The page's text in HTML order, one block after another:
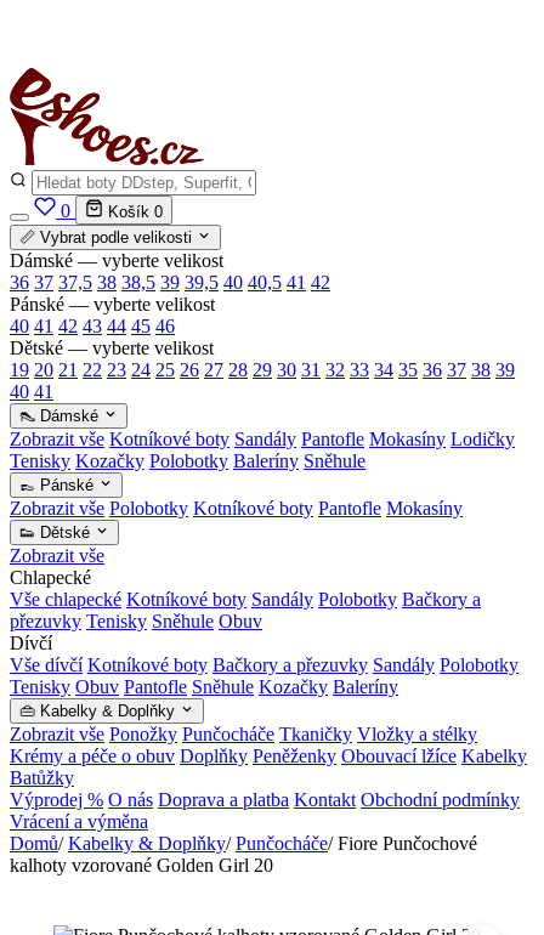
0 Košík 0
📏 Vybrat podle velikosti
Dámské — vyberte velikost
36 37 37,5 38 38,5 39 39,5 40 40,5 41 42
Pánské — vyberte velikost
40 41 42 43 44 45 46
Dětské — vyberte velikost
19 20 21 22 23 24 25 26 27 28 29 30 31 32 33 34 35 36 37 38 39
40 41
👠 Dámské
Zobrazit vše Kotníkové boty Sandály Pantofle Mokasíny Lodičky
Tenisky Kozačky Polobotky Baleríny Sněhule
👞 Pánské
Zobrazit vše Polobotky Kotníkové boty Pantofle Mokasíny
👟 Dětské
Zobrazit vše
Chlapecké
Vše chlapecké Kotníkové boty Sandály Polobotky Bačkory a
přezuvky Tenisky Sněhule Obuv
Dívčí
Vše dívčí Kotníkové boty Bačkory a přezuvky Sandály Polobotky
Tenisky Obuv Pantofle Sněhule Kozačky Baleríny
👜 Kabelky & Doplňky
Zobrazit vše Ponožky Punčocháče Tkaničky Vložky a stélky
Krémy a péče o obuv Doplňky Peněženky Obouvací lžíce Kabelky
Batůžky
Výprodej % O nás Doprava a platba Kontakt Obchodní podmínky
Vrácení a výměna
Domů/ Kabelky & Doplňky/ Punčocháče/ Fiore Punčochové
kalhoty vzorované Golden Girl 20